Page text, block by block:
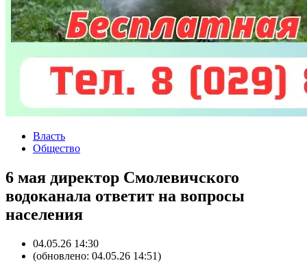
Власть
Общество
6 мая директор Смолевичского
водоканала ответит на вопросы
населения
04.05.26 14:30
(обновлено: 04.05.26 14:51)